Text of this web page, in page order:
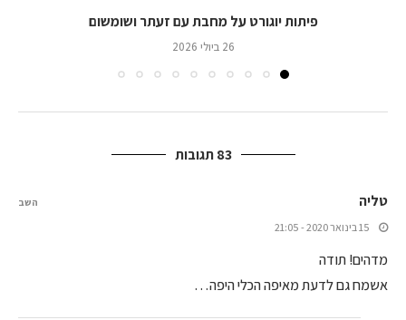
פיתות יוגורט על מחבת עם זעתר ושומשום
26 ביולי 2026
83 תגובות
טליה
15 בינואר 2020 - 21:05
מדהים! תודה
אשמח גם לדעת מאיפה הכלי היפה…
השב